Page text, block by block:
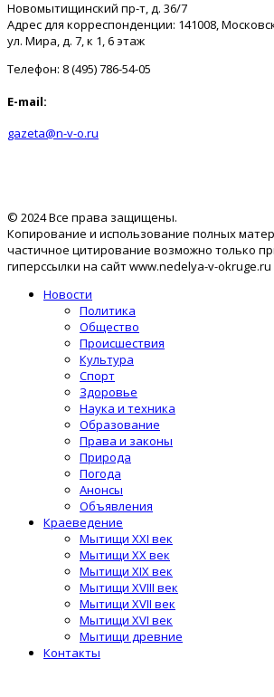
Новомытищинский пр-т, д. 36/7
Адрес для корреспонденции: 141008,
ул. Мира, д. 7, к 1, 6 этаж
Телефон: 8 (495) 786-54-05
E-mail:
gazeta@n-v-o.ru
© 2024 Все права защищены.
Копирование и использование полных
частичное цитирование возможно только
гиперссылки на сайт www.nedelya-v-okruge.ru
Новости
Политика
Общество
Происшествия
Культура
Спорт
Здоровье
Наука и техника
Образование
Права и законы
Природа
Погода
Анонсы
Объявления
Краеведение
Мытищи XXI век
Мытищи XX век
Мытищи XIX век
Мытищи XVIII век
Мытищи XVII век
Мытищи XVI век
Мытищи древние
Контакты